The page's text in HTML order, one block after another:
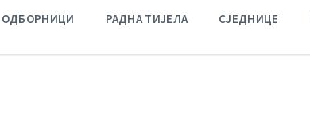
ОДБОРНИЦИ РАДНА ТИЈЕЛА СЈЕДНИЦЕ